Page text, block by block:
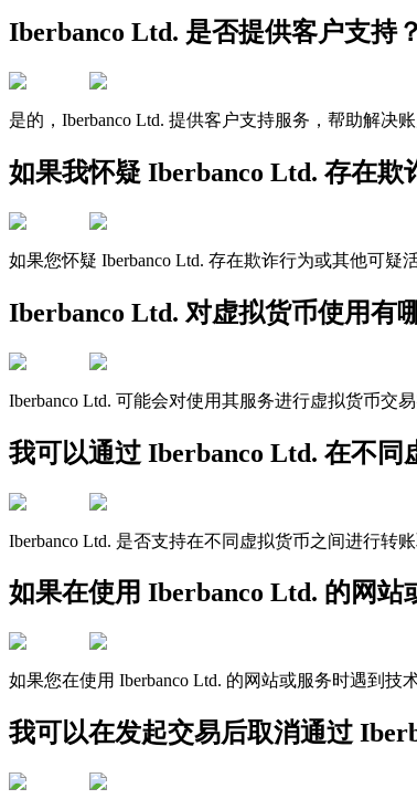
Iberbanco Ltd. 是否提供客户支持？
是的，Iberbanco Ltd. 提供客户支持服务，帮助解决
如果我怀疑 Iberbanco Ltd. 存在欺
如果您怀疑 Iberbanco Ltd. 存在欺诈行为或其他可
Iberbanco Ltd. 对虚拟货币使用有
Iberbanco Ltd. 可能会对使用其服务进行虚拟货币交
我可以通过 Iberbanco Ltd. 在不同
Iberbanco Ltd. 是否支持在不同虚拟货币之间进行转
如果在使用 Iberbanco Ltd. 的网站
如果您在使用 Iberbanco Ltd. 的网站或服务时遇到
我可以在发起交易后取消通过